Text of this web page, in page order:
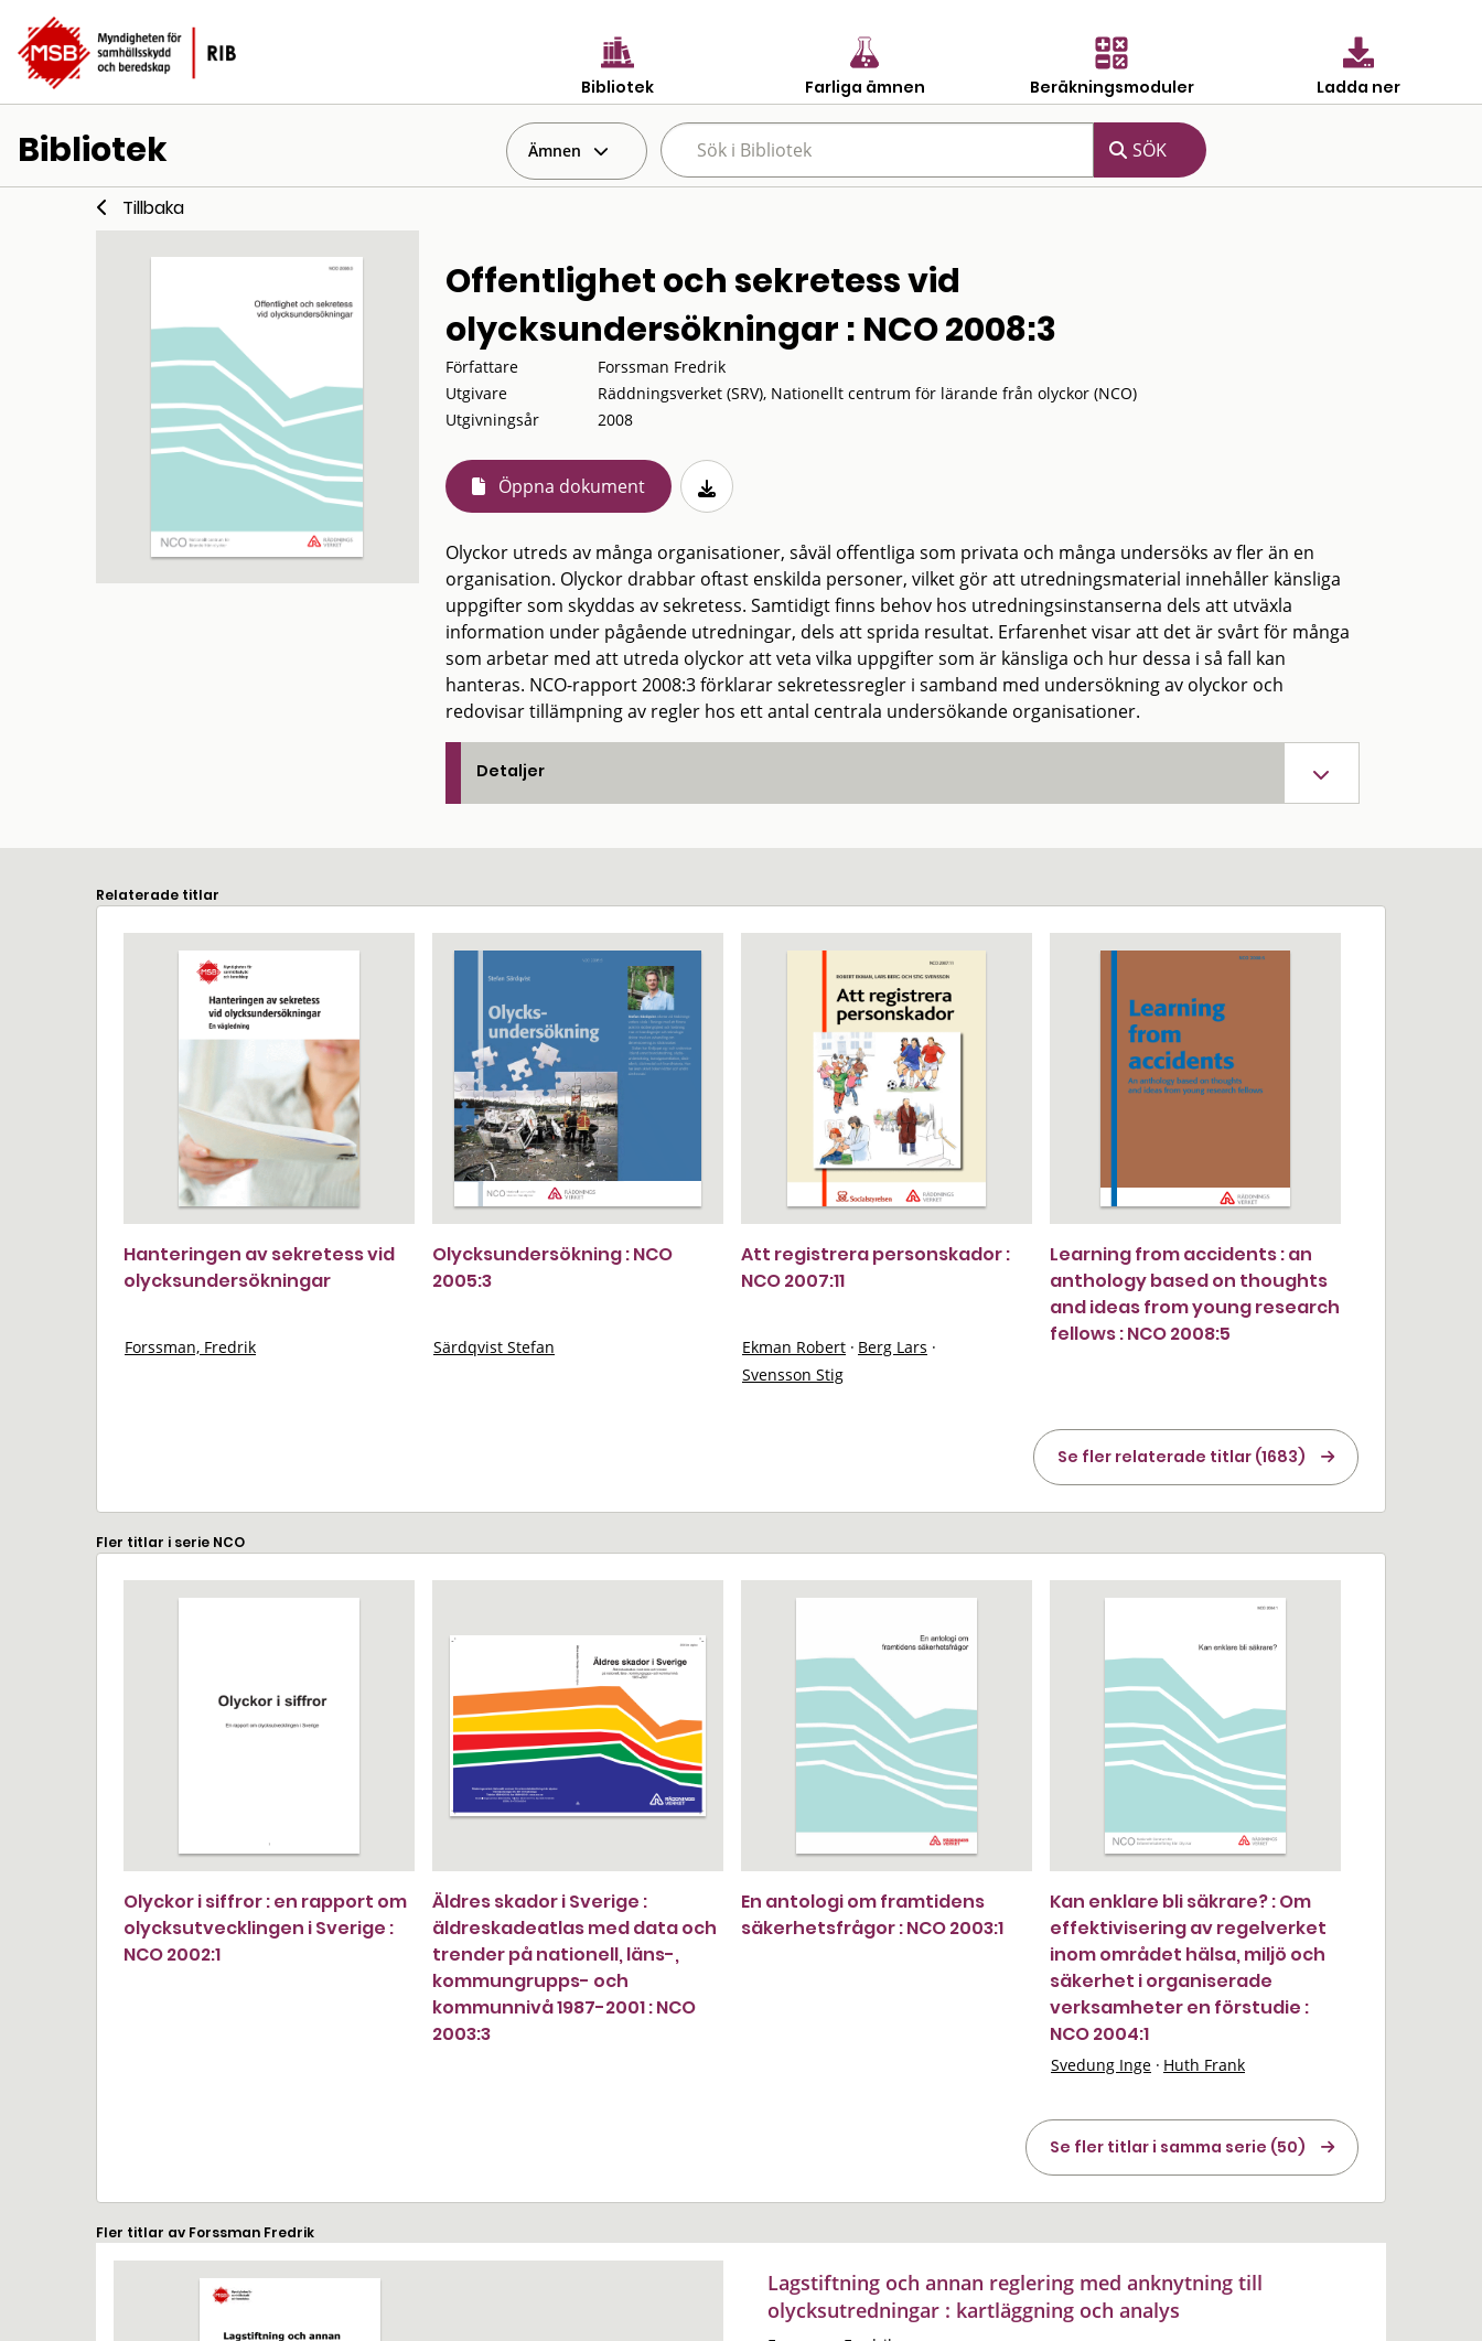
Bibliotek Farliga ämnen Beräkningsmoduler Ladda ner
Bibliotek Ämnen
Tillbaka
Offentlighet och sekretess vid
olycksundersökningar : NCO 2008:3
Författare
Forssman Fredrik
Utgivare
Räddningsverket (SRV), Nationellt centrum för lärande från olyckor (NCO)
Utgivningsår
2008
Öppna dokument
Olyckor utreds av många organisationer, såväl offentliga som privata och många undersöks av fler än en
organisation. Olyckor drabbar oftast enskilda personer, vilket gör att utredningsmaterial innehåller känsliga
uppgifter som skyddas av sekretess. Samtidigt finns behov hos utredningsinstanserna dels att utväxla
information under pågående utredningar, dels att sprida resultat. Erfarenhet visar att det är svårt för många
som arbetar med att utreda olyckor att veta vilka uppgifter som är känsliga och hur dessa i så fall kan
hanteras. NCO-rapport 2008:3 förklarar sekretessregler i samband med undersökning av olyckor och
redovisar tillämpning av regler hos ett antal centrala undersökande organisationer.
Detaljer
Relaterade titlar
Hanteringen av sekretess vid
olycksundersökningar
Forssman, Fredrik
Olycksundersökning : NCO
2005:3
Särdqvist Stefan
Att registrera personskador :
NCO 2007:11
Ekman Robert · Berg Lars ·
Svensson Stig
Learning from accidents : an
anthology based on thoughts
and ideas from young research
fellows : NCO 2008:5
Se fler relaterade titlar (1683)
Fler titlar i serie NCO
Olyckor i siffror : en rapport om
olycksutvecklingen i Sverige :
NCO 2002:1
Äldres skador i Sverige :
äldreskadeatlas med data och
trender på nationell, läns-,
kommungrupps- och
kommunnivå 1987-2001 : NCO
2003:3
En antologi om framtidens
säkerhetsfrågor : NCO 2003:1
Kan enklare bli säkrare? : Om
effektivisering av regelverket
inom området hälsa, miljö och
säkerhet i organiserade
verksamheter en förstudie :
NCO 2004:1
Svedung Inge · Huth Frank
Se fler titlar i samma serie (50)
Fler titlar av Forssman Fredrik
Lagstiftning och annan reglering med anknytning till
olycksutredningar : kartläggning och analys